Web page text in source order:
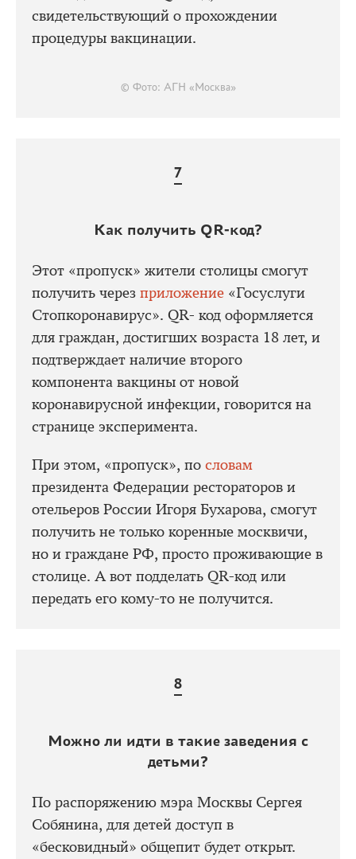
свидетельствующий о прохождении
процедуры вакцинации.
© Фото: АГН «Москва»
Как получить QR-код?
Этот «пропуск» жители столицы смогут
получить через приложение «Госуслуги
Стопкоронавирус». QR- код оформляется
для граждан, достигших возраста 18 лет, и
подтверждает наличие второго
компонента вакцины от новой
коронавирусной инфекции, говорится на
странице эксперимента.
При этом, «пропуск», по словам
президента Федерации рестораторов и
отельеров России Игоря Бухарова, смогут
получить не только коренные москвичи,
но и граждане РФ, просто проживающие в
столице. А вот подделать QR-код или
передать его кому-то не получится.
Можно ли идти в такие заведения с
детьми?
По распоряжению мэра Москвы Сергея
Собянина, для детей доступ в
«бесковидный» общепит будет открыт.